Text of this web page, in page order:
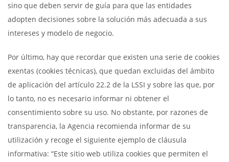
sino que deben servir de guía para que las entidades
adopten decisiones sobre la solución más adecuada a sus
intereses y modelo de negocio.
Por último, hay que recordar que existen una serie de cookies
exentas (cookies técnicas), que quedan excluidas del ámbito
de aplicación del artículo 22.2 de la LSSI y sobre las que, por
lo tanto, no es necesario informar ni obtener el
consentimiento sobre su uso. No obstante, por razones de
transparencia, la Agencia recomienda informar de su
utilización y recoge el siguiente ejemplo de cláusula
informativa: “Este sitio web utiliza cookies que permiten el